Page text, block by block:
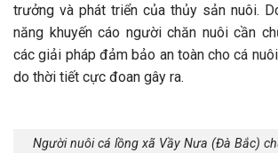
trưởng và phát triển của thủy sản nuôi.
năng khuyến cáo người chăn nuôi cần
các giải pháp đảm bảo an toàn cho cá
do thời tiết cực đoan gây ra.
Người nuôi cá lồng xã Vầy Nưa (Đà Bắc)